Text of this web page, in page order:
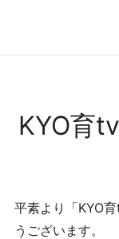
コンテンツへ
ホーム
KYO育
平素より「KYO
うございます。